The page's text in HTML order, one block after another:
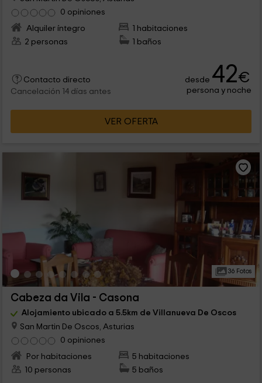
0 opiniones
Alquiler íntegro
1 habitaciones
2 personas
1 baños
Contacto directo
Cancelación 14 días antes
desde 42€
persona y noche
VER OFERTA
36 Fotos
Cabeza da Vila - Casona
Alojamiento ubicado a 5.5km de Villanueva De Oscos
San Martin De Oscos, Asturias
0 opiniones
Por habitaciones
5 habitaciones
10 personas
5 baños